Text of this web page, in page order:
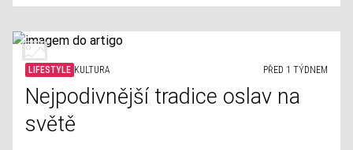
LIFESTYLE KULTURA PŘED 1 TÝDNEM
Nejpodivnější tradice oslav na
světě